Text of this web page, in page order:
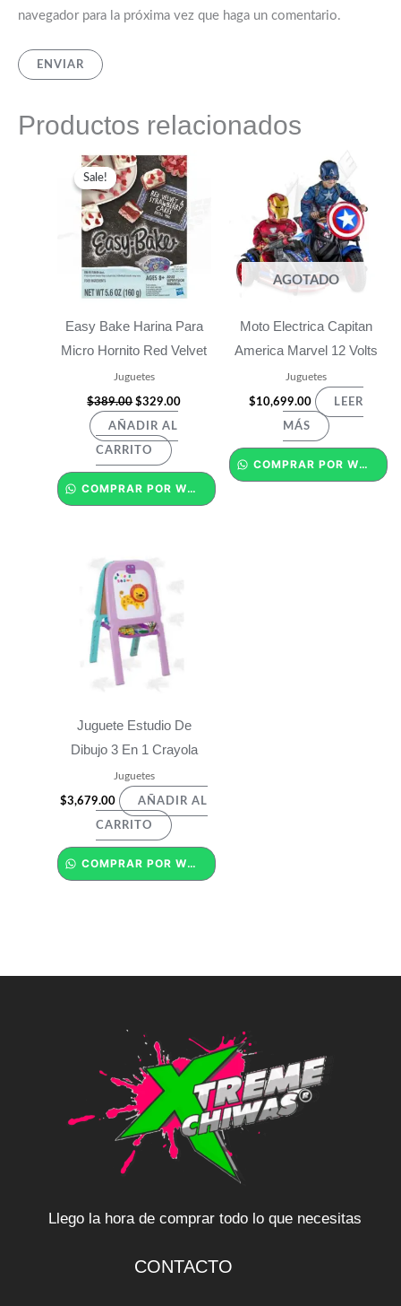
navegador para la próxima vez que haga un comentario.
Productos relacionados
Sale!
Sale!
Easy Bake Harina Para
Micro Hornito Red Velvet
Juguetes
$389.00
Original
price
was:
$389.00.
$329.00
Current
price
is:
$329.00.
AÑADIR AL
CARRITO
COMPRAR POR WHATSAPP
AGOTADO
Moto Electrica Capitan
America Marvel 12 Volts
Juguetes
$10,699.00 LEER
MÁS
COMPRAR POR WHATSAPP
Juguete Estudio De
Dibujo 3 En 1 Crayola
Juguetes
$3,679.00 AÑADIR AL
CARRITO
COMPRAR POR WHATSAPP
Llego la hora de comprar todo lo que necesitas
CONTACTO